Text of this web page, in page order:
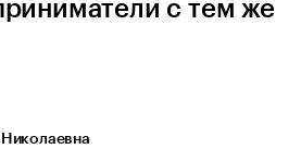
с тем же